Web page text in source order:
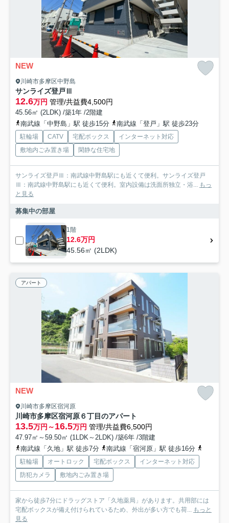
NEW
川崎市多摩区中野島
サンライズ登戸Ⅲ
12.6万円 管理/共益費4,500円
45.56㎡ (2LDK) /築1年 /2階建
南武線「中野島」駅 徒歩15分
南武線「登戸」駅 徒歩23分
駐輪場 CATV 宅配ボックス
インターネット対応
敷地内ごみ置き場
閑静な住宅地
サンライズ登戸Ⅲ：南武線中野島駅にも近くて便利。サンライズ登戸
Ⅲ：南武線中野島駅にも近くて便利。室内設備は洗面所独立・浴... もっ
と見る
募集中の部屋
1階
12.6万円
45.56㎡ (2LDK)
アパート
NEW
川崎市多摩区宿河原
川崎市多摩区宿河原６丁目のアパート
13.5万円～16.5万円 管理/共益費6,500円
47.97㎡～59.50㎡ (1LDK～2LDK) /築6年 /3階建
南武線「久地」駅 徒歩7分
南武線「宿河原」駅 徒歩16分
駐輪場 オートロック 宅配ボックス
インターネット対応
防犯カメラ
敷地内ごみ置き場
家から徒歩7分にドラッグストア「久地薬局」があります。共用部には
宅配ボックスが備え付けられているため、外出が多い方でも荷... もっと
見る